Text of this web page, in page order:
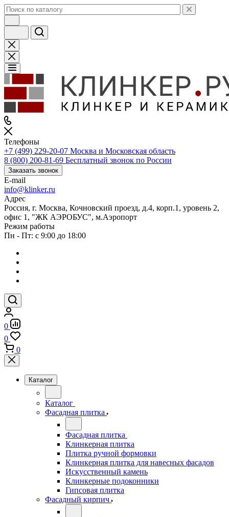
Телефоны
+7 (499) 229-20-07 Москва и Московская область
8 (800) 200-81-69 Бесплатный звонок по России
Заказать звонок
E-mail
info@klinker.ru
Адрес
Россия, г. Москва, Кочновский проезд, д.4, корп.1, уровень 2,
офис 1, "ЖК АЭРОБУС", м.Аэропорт
Режим работы
Пн - Пт: с 9:00 до 18:00
0
0
0
Каталог
Каталог
Фасадная плитка
Фасадная плитка
Клинкерная плитка
Плитка ручной формовки
Клинкерная плитка для навесных фасадов
Искусственный камень
Клинкерные подоконники
Гипсовая плитка
Фасадный кирпич